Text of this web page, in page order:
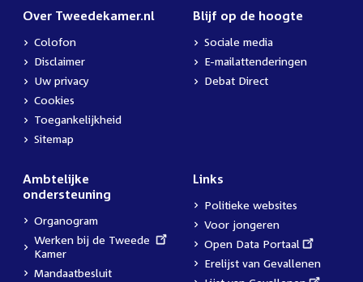
Over Tweedekamer.nl
Colofon
Disclaimer
Uw privacy
Cookies
Toegankelijkheid
Sitemap
Blijf op de hoogte
Sociale media
E-mailattenderingen
Debat Direct
Ambtelijke
ondersteuning
Organogram
External
link:
Werken bij de Tweede
Kamer
Mandaatbesluit
Links
Politieke websites
Voor jongeren
External
link:
Open Data Portaal
Erelijst van Gevallenen